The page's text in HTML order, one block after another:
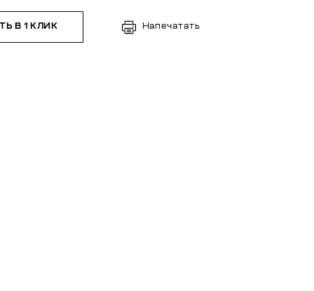
В 1 КЛИК Напечатать